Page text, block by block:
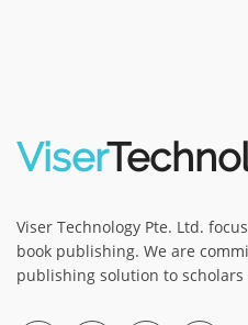
Viser
Viser Technology Pte. Ltd.
book publishing. We are
publishing solution to